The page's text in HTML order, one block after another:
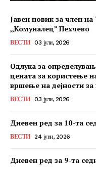
Јавен повик за член
,,Комуналец” Пехчево
ВЕСТИ 03 јули, 2026
Одлука за
цената за користење
вршење на дејности
ВЕСТИ 03 јули, 2026
Дневен ред за 10-та
ВЕСТИ 24 јуни, 2026
Дневен ред за 9-та